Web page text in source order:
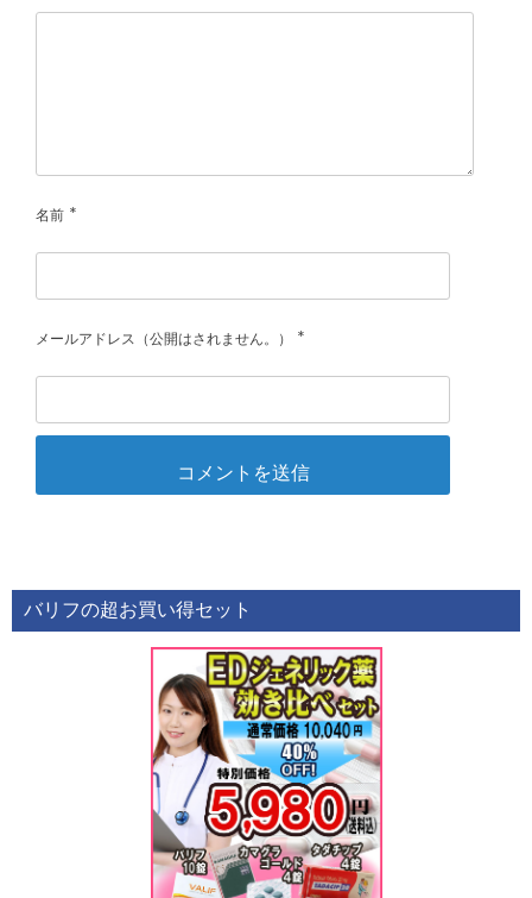
名前 *
メールアドレス（公開はされません。） *
バリフの超お買い得セット